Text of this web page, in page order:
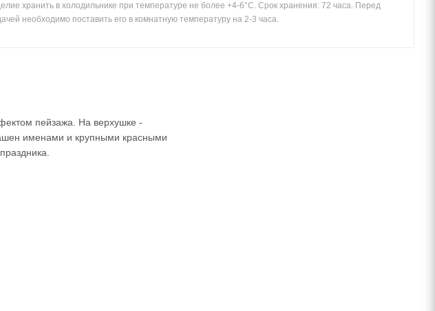
хранить в холодильнике при температуре не более +4-6°С. Срок хранения: 72 часа. Перед
необходимо поставить его в комнатную температуру на 2-3 часа.
пейзажа. На верхушке -
именами и крупными красными